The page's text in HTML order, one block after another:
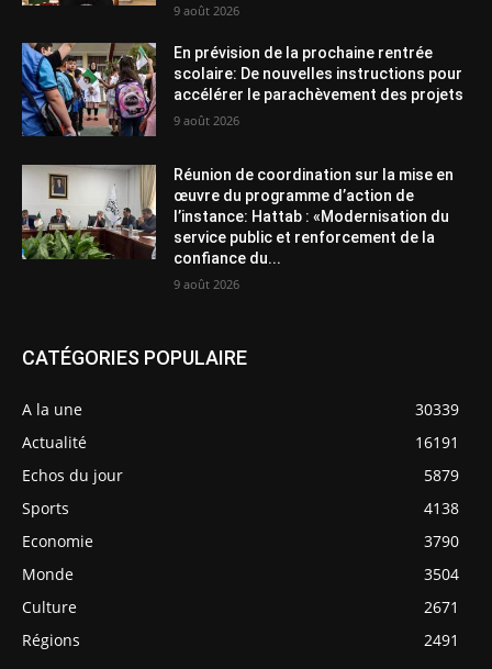
9 août 2026
En prévision de la prochaine rentrée
scolaire: De nouvelles instructions pour
accélérer le parachèvement des projets
9 août 2026
Réunion de coordination sur la mise en
œuvre du programme d’action de
l’instance: Hattab : «Modernisation du
service public et renforcement de la
confiance du...
9 août 2026
CATÉGORIES POPULAIRE
A la une
30339
Actualité
16191
Echos du jour
5879
Sports
4138
Economie
3790
Monde
3504
Culture
2671
Régions
2491